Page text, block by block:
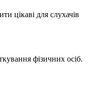
цікаві для слухачів
фізичних осіб.